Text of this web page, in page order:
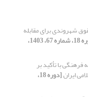
شهروندی برای مقابله
[دوره 18، شماره 67، 1403،
با تأکید بر
ایران [دوره 18،